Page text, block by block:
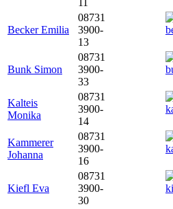
Becker Emilia
08731
3900-
13
Bunk Simon
08731
3900-
33
Kalteis
Monika
08731
3900-
14
Kammerer
Johanna
08731
3900-
16
Kiefl Eva
08731
3900-
30